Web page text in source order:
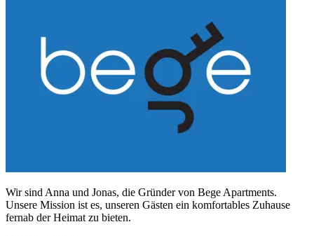
Wir sind Anna und Jonas, die Gründer von Bege Apartments.
Unsere Mission ist es, unseren Gästen ein komfortables Zuhause
fernab der Heimat zu bieten.